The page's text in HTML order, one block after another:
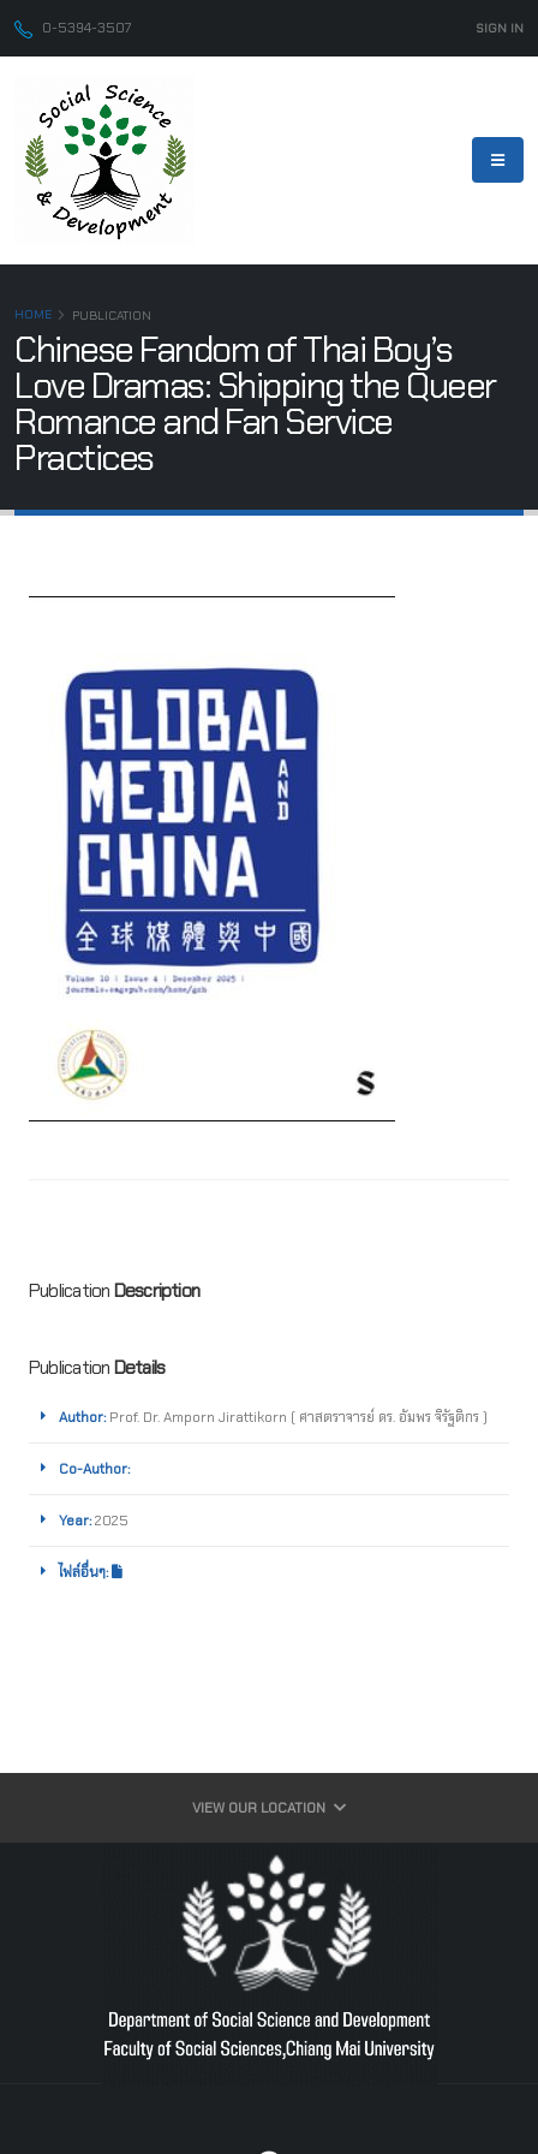
0-5394-3507 SIGN IN
HOME PUBLICATION
Chinese Fandom of Thai Boy’s
Love Dramas: Shipping the Queer
Romance and Fan Service
Practices
Publication Description
Publication Details
Author:Prof. Dr. Amporn Jirattikorn ( ศาสตราจารย์ ดร. อัมพร จิรัฐติกร )
Co-Author:
Year:2025
ไฟล์อื่นๆ:
VIEW OUR LOCATION